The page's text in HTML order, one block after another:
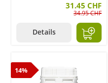
31.45 CHF
34.95 CHF
Details
14%